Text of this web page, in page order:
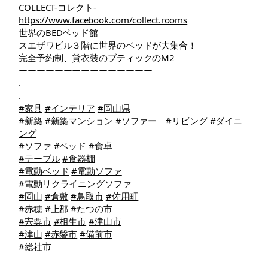
COLLECT-コレクト-
https://www.facebook.com/collect.rooms
世界のBEDベッド館
スエザワビル３階に世界のベッドが大集合！
完全予約制、貸衣装のブティックのM2
ーーーーーーーーーーーーーーー
.
.
#家具 #インテリア #岡山県
#新築 #新築マンション #ソファー #リビング #ダイニ
ング
#ソファ #ベッド #食卓
#テーブル#食器棚
#電動ベッド #電動ソファ
#電動リクライニングソファ
#岡山 #倉敷 #鳥取市 #佐用町
#赤穂 #上郡 #たつの市
#宍粟市 #相生市 #津山市
#津山 #赤磐市 #備前市
#総社市